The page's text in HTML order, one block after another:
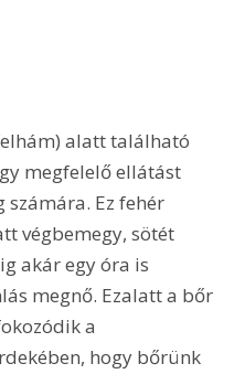
alatt található
megfelelő ellátást
Ez fehér
végbemegy, sötét
akár egy óra is
megnő. Ezalatt a bőr
a
hogy bőrünk